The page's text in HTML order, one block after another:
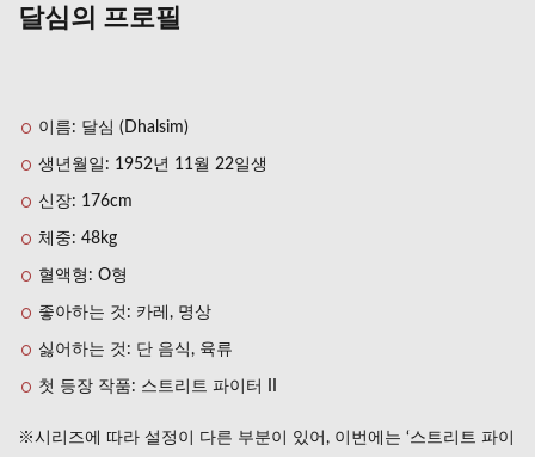
프로
필
파이
터
기술
요가
파이
가 파
(필살
2.2
달심의 프로필
이름: 달심 (Dhalsim)
생년월일: 1952년 11월 22일생
신장: 176cm
체중: 48kg
혈액형: O형
좋아하는 것: 카레, 명상
싫어하는 것: 단 음식, 육류
첫 등장 작품: 스트리트 파이터 II
※시리즈에 따라 설정이 다른 부분이 있어, 이번에는 ‘스트리트 파이